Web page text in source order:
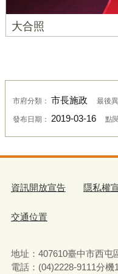
大合照
市府分類： 市長施政 最後
發布日期： 2019-03-16 點
資訊開放宣告 隱私權
交通位置
地址：407610臺中市西屯
電話：(04)2228-9111分